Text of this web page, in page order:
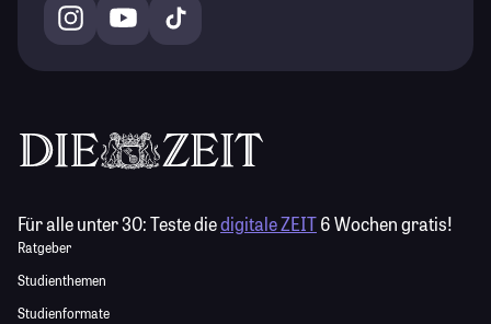
Für alle unter 30:Teste diedigitale ZEIT6 Wochen gratis!
Ratgeber
Studienthemen
Studienformate